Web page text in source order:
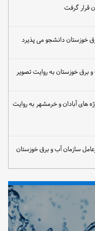
گرفت
دانشجو می پذیرد
برق خوزستان به روایت تصویر
آبادان و خرمشهر به روایت
سازمان آب و برق خوزستان